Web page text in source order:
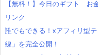
【無料！】今日のギフト
リンク
誰でもできる！xアフィリ型
線」を完全公開！